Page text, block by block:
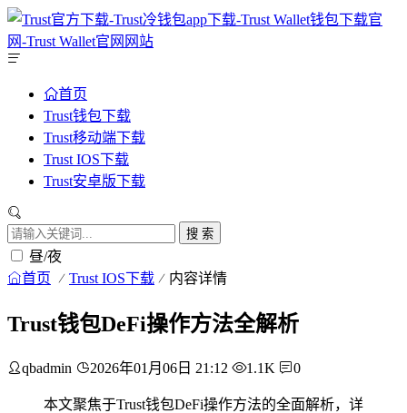
首页
Trust钱包下载
Trust移动端下载
Trust IOS下载
Trust安卓版下载
搜 索
昼/夜
首页 Trust IOS下载 内容详情
Trust钱包DeFi操作方法全解析
qbadmin 2026年01月06日 21:12 1.1K 0
本文聚焦于Trust钱包DeFi操作方法的全面解析，详